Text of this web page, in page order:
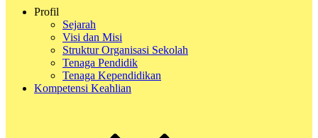
Profil
Sejarah
Visi dan Misi
Struktur Organisasi Sekolah
Tenaga Pendidik
Tenaga Kependidikan
Kompetensi Keahlian